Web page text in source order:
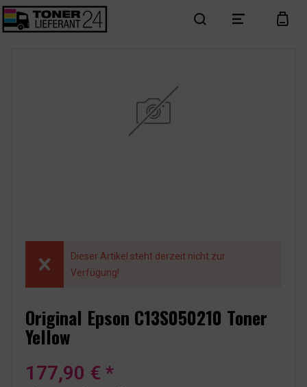
search menu cart
Dieser Artikel steht derzeit nicht zur
Verfügung!
Original Epson C13S050210 Toner
Yellow
177,90 € *